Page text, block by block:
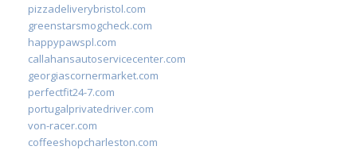
pizzadeliverybristol.com
greenstarsmogcheck.com
happypawspl.com
callahansautoservicecenter.com
georgiascornermarket.com
perfectfit24-7.com
portugalprivatedriver.com
von-racer.com
coffeeshopcharleston.com